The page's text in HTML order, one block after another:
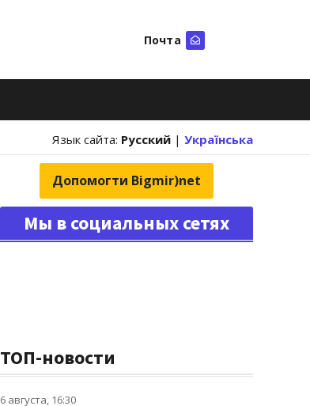
Почта
Язык сайта: Русский | Українська
Допомогти Bigmir)net
Мы в социальных сетях
ТОП-новости
6 августа, 16:30